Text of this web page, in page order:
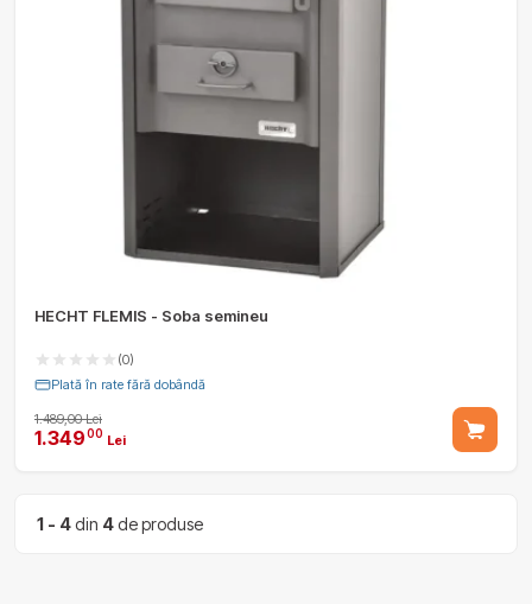
HECHT FLEMIS - Soba semineu
(0)
Plată în rate fără dobândă
1.489,00 Lei
1.34900 Lei
1 - 4din 4de produse